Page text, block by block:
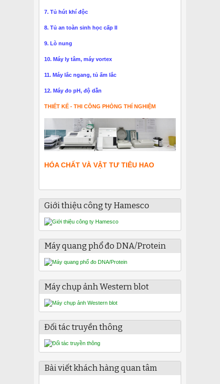
7. Tủ hút khí độc
8. Tủ an toàn sinh học cấp II
9. Lò nung
10. Máy ly tâm, máy vortex
11. Máy lắc ngang, tủ ấm lắc
12. Máy đo pH, độ dẫn
THIẾT KẾ - THI CÔNG PHÒNG THÍ NGHIỆM
HÓA CHẤT VÀ VẬT TƯ TIÊU HAO
Giới thiệu công ty Hamesco
Máy quang phổ đo DNA/Protein
Máy chụp ảnh Western blot
Đối tác truyền thông
Bài viết khách hàng quan tâm